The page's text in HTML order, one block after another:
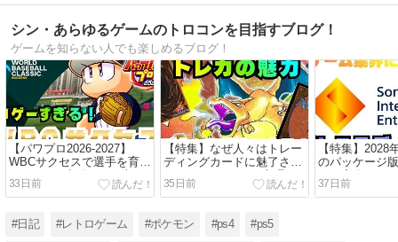
シン・あらゆるゲームのトロコンを目指すブログ！
ゲームを知らない人でも楽しめるブログ！
【パワプロ2026-2027】
WBCサクセスで選手を育成
してみたら想像の700倍く
らい楽しかった件！！｜プ
33日前
【特集】なぜ人々はトレー
ディングカードに魅了され
るのか？その3つの心理を
紐解く！
35日前
【特集】2028
のパッケージ
へ！完全デジ
らす影響とゲ
37日前
#日記 #レトロゲーム #ポケモン #ps4 #ps5